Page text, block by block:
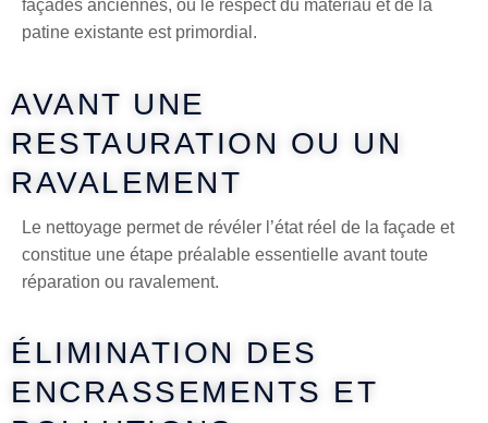
façades anciennes, où le respect du matériau et de la
patine existante est primordial.
AVANT UNE
RESTAURATION OU UN
RAVALEMENT
Le nettoyage permet de révéler l’état réel de la façade et
constitue une étape préalable essentielle avant toute
réparation ou ravalement.
ÉLIMINATION DES
ENCRASSEMENTS ET